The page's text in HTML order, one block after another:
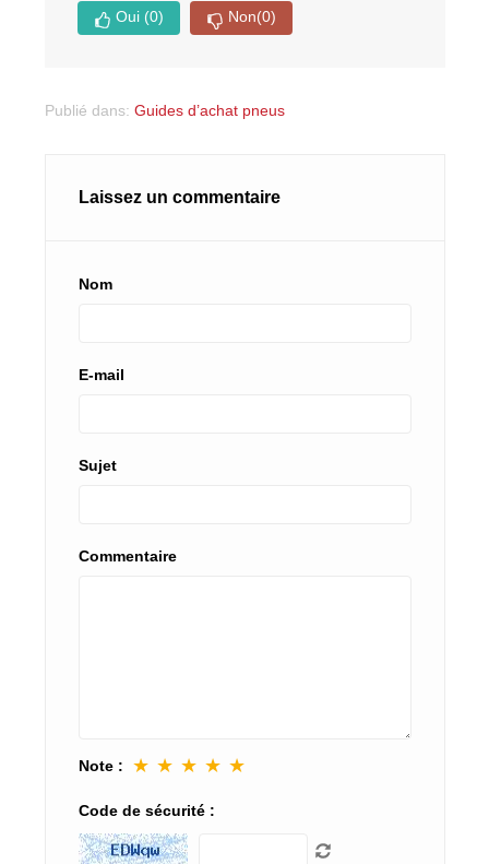
Oui (0) Non(0)
Publié dans: Guides d’achat pneus
Laissez un commentaire
Nom
E-mail
Sujet
Commentaire
Note : ★ ★ ★ ★ ★
Code de sécurité :